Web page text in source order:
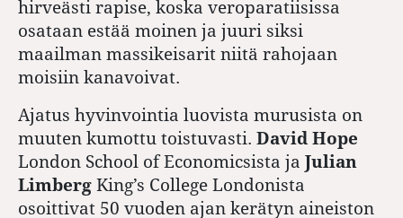
hirveästi rapise, koska veroparatiisissa
osataan estää moinen ja juuri siksi
maailman massikeisarit niitä rahojaan
moisiin kanavoivat.
Ajatus hyvinvointia luovista murusista on
muuten kumottu toistuvasti. David Hope
London School of Economicsista ja Julian
Limberg King’s College Londonista
osoittivat 50 vuoden ajan kerätyn aineiston